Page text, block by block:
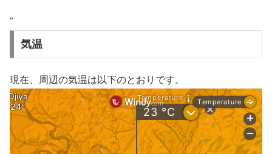
"
気温
現在、周辺の気温は以下のとおりです。